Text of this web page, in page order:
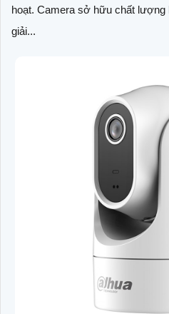
hoạt. Camera sở hữu chất lượng
giải...